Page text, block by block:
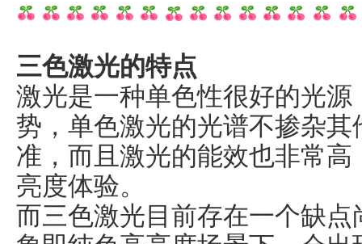
三色激光的特点
激光是一种单色性很好的光
势，单色激光的光谱不掺杂
准，而且激光的能效也非常
亮度体验。
而三色激光目前存在一个缺